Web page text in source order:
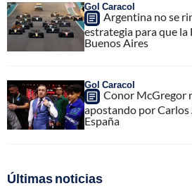
Gol Caracol
Argentina no se
estrategia para que la
Buenos Aires
Gol Caracol
Conor McGregor
apostando por Carlos
España
Últimas noticias